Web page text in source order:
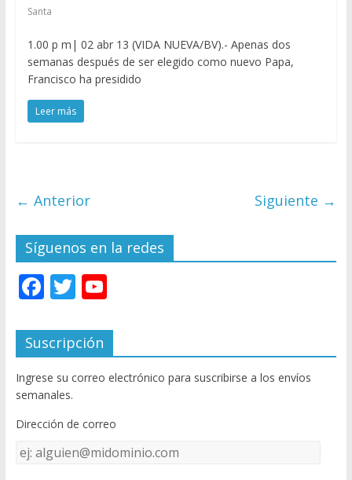
Santa
1.00 p m| 02 abr 13 (VIDA NUEVA/BV).- Apenas dos
semanas después de ser elegido como nuevo Papa,
Francisco ha presidido
Leer más
← Anterior Siguiente →
Síguenos en la redes
F
e
b
o
o
k
T
itt
er
Y
u
T
u
e
C
Suscripción
Ingrese su correo electrónico para suscribirse a los envíos
semanales.
Dirección de correo
Dirección
de